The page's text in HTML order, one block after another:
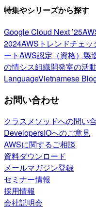
特集やシリーズから探す
Google Cloud Next ’25
2024AWSトレンドチェッ
ートAWS認定（資格） 製
の情シス組織開発室の活動
LanguageVietnamese
お問い合わせ
クラスメソッドへの問い
DevelopersIOへのご意見
AWSに関するご相談
資料ダウンロード
メールマガジン登録
セミナー情報
採用情報
会社説明会